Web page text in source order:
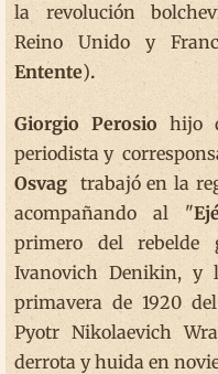
la revolución
Reino Unido y
Entente).
Giorgio Perosio hijo
periodista y
Osvag trabajó en la
acompañando al "
primero del rebelde
Ivanovich Denikin, y
primavera de 1920
Pyotr Nikolaevich
derrota y huida en